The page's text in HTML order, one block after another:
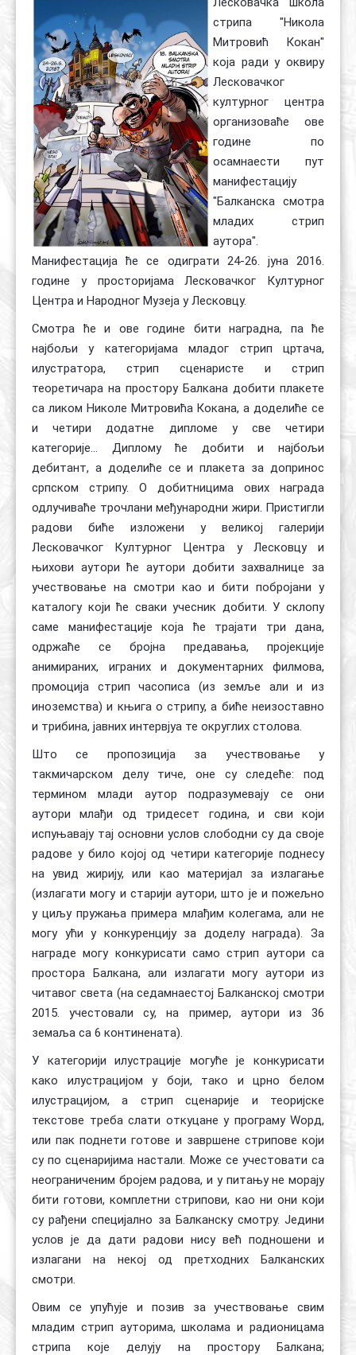
стрипа "Никола
Митровић Кокан"
која ради у оквиру
Лесковачког
културног центра
организоваће ове
године по
осамнаести пут
манифестацију
"Балканска смотра
младих стрип
аутора".
Манифестација ће се одиграти 24-26. јуна 2016.
године у просторијама Лесковачког Културног
Центра и Народног Музеја у Лесковцу.
Смотра ће и ове године бити наградна, па ће
најбољи у категоријама младог стрип цртача,
илустратора, стрип сценаристе и стрип
теоретичара на простору Балкана добити плакете
са ликом Николе Митровића Кокана, а доделиће се
и четири додатне дипломе у све четири
категорије... Диплому ће добити и најбољи
дебитант, а доделиће се и плакета за допринос
српском стрипу. О добитницима ових награда
одлучиваће трочлани међународни жири. Пристигли
радови биће изложени у великој галерији
Лесковачког Културног Центра у Лесковцу и
њихови аутори ће аутори добити захвалнице за
учествовање на смотри као и бити побројани у
каталогу који ће сваки учесник добити. У склопу
саме манифестације која ће трајати три дана,
одржаће се бројна предавања, пројекције
анимираних, играних и документарних филмова,
промоција стрип часописа (из земље али и из
иноземства) и књига о стрипу, а биће неизоставно
и трибина, јавних интервјуа те округлих столова.
Што се пропозиција за учествовање у
такмичарском делу тиче, оне су следеће: под
термином млади аутор подразумевају се они
аутори млађи од тридесет година, и сви који
испуњавају тај основни услов слободни су да своје
радове у било којој од четири категорије поднесу
на увид жирију, или као материјал за излагање
(излагати могу и старији аутори, што је и пожељно
у циљу пружања примера млађим колегама, али не
могу ући у конкуренцију за доделу награда). За
награде могу конкурисати само стрип аутори са
простора Балкана, али излагати могу аутори из
читавог света (на седамнаестој Балканској смотри
2015. учестовали су, на пример, аутори из 36
земаља са 6 континената).
У категорији илустрације могуће је конкурисати
како илустрацијом у боји, тако и црно белом
илустрацијом, а стрип сценарије и теоријске
текстове треба слати откуцане у програму Wорд,
или пак поднети готове и завршене стрипове који
су по сценаријима настали. Може се учестовати са
неограниченим бројем радова, и у питању не морају
бити готови, комплетни стрипови, као ни они који
су рађени специјално за Балканску смотру. Једини
услов је да дати радови нису већ подношени и
излагани на некој од претходних Балканских
смотри.
Овим се упућује и позив за учествовање свим
младим стрип ауторима, школама и радионицама
стрипа које делују на простору Балкана;
Органи
Хол славе
Контакт